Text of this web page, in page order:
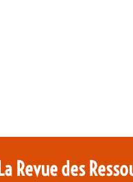
La Revue des